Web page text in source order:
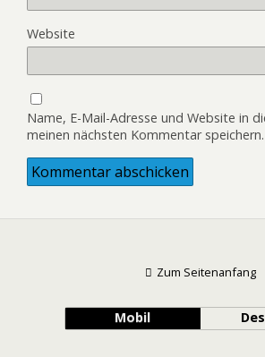
Website
Name, E-Mail-Adresse und Website in
meinen nächsten Kommentar speichern.
Zum Seitenanfang
Mobil